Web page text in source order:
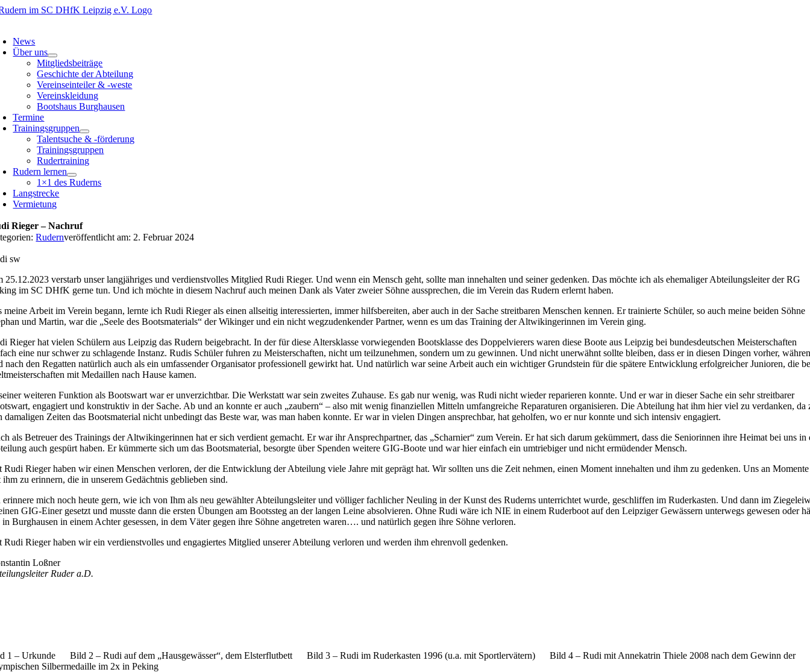
Zum
News
Über uns
Mitgliedsbeiträge
Geschichte der Abteilung
Vereinseinteiler & -weste
Vereinskleidung
Bootshaus Burghausen
Termine
Trainingsgruppen
Talentsuche & -förderung
Trainingsgruppen
Rudertraining
Rudern lernen
1×1 des Ruderns
Langstrecke
Vermietung
Rieger – Nachruf
Rudernveröffentlicht am: 2. Februar 2024
sw
25.12.2023 verstarb unser langjähriges und verdienstvolles Mitglied Rudi Rieger. Und wenn ein Mensch geht, sollte man innehalten und seiner gedenken. Das möchte ich als ehemaliger Abteilungsleiter der RG
im SC DHfK gerne tun. Und ich möchte in diesem Nachruf auch meinen Dank als Vater zweier Söhne aussprechen, die im Verein das Rudern erlernt haben.
meine Arbeit im Verein begann, lernte ich Rudi Rieger als einen allseitig interessierten, immer hilfsbereiten, aber auch in der Sache streitbaren Menschen kennen. Er trainierte Schüler, so auch meine beiden Söhne
und Martin, war die „Seele des Bootsmaterials“ der Wikinger und ein nicht wegzudenkender Partner, wenn es um das Training der Altwikingerinnen im Verein ging.
Rieger hat vielen Schülern aus Leipzig das Rudern beigebracht. In der für diese Altersklasse vorwiegenden Bootsklasse des Doppelvierers waren diese Boote aus Leipzig bei bundesdeutschen Meisterschaften
eine nur schwer zu schlagende Instanz. Rudis Schüler fuhren zu Meisterschaften, nicht um teilzunehmen, sondern um zu gewinnen. Und nicht unerwähnt sollte bleiben, dass er in diesen Dingen vorher,
nach den Regatten natürlich auch als ein umfassender Organisator professionell gewirkt hat. Und natürlich war seine Arbeit auch ein wichtiger Grundstein für die spätere Entwicklung erfolgreicher Junioren, die
mit Medaillen nach Hause kamen.
weiteren Funktion als Bootswart war er unverzichtbar. Die Werkstatt war sein zweites Zuhause. Es gab nur wenig, was Rudi nicht wieder reparieren konnte. Und er war in dieser Sache ein sehr streitbarer
engagiert und konstruktiv in der Sache. Ab und an konnte er auch „zaubern“ – also mit wenig finanziellen Mitteln umfangreiche Reparaturen organisieren. Die Abteilung hat ihm hier viel zu verdanken, da
damaligen Zeiten das Bootsmaterial nicht unbedingt das Beste war, was man haben konnte. Er war in vielen Dingen ansprechbar, hat geholfen, wo er nur konnte und sich intensiv engagiert.
als Betreuer des Trainings der Altwikingerinnen hat er sich verdient gemacht. Er war ihr Ansprechpartner, das „Scharnier“ zum Verein. Er hat sich darum gekümmert, dass die Seniorinnen ihre Heimat bei uns in
auch gespürt haben. Er kümmerte sich um das Bootsmaterial, besorgte über Spenden weitere GIG-Boote und war hier einfach ein umtriebiger und nicht ermüdender Mensch.
Rudi Rieger haben wir einen Menschen verloren, der die Entwicklung der Abteilung viele Jahre mit geprägt hat. Wir sollten uns die Zeit nehmen, einen Moment innehalten und ihm zu gedenken. Uns an Momente
ihm zu erinnern, die in unserem Gedächtnis geblieben sind.
erinnere mich noch heute gern, wie ich von Ihm als neu gewählter Abteilungsleiter und völliger fachlicher Neuling in der Kunst des Ruderns unterrichtet wurde, geschliffen im Ruderkasten. Und dann im
GIG-Einer gesetzt und musste dann die ersten Übungen am Bootssteg an der langen Leine absolvieren. Ohne Rudi wäre ich NIE in einem Ruderboot auf den Leipziger Gewässern unterwegs gewesen oder
in Burghausen in einem Achter gesessen, in dem Väter gegen ihre Söhne angetreten waren…. und natürlich gegen ihre Söhne verloren.
Rudi Rieger haben wir ein verdienstvolles und engagiertes Mitglied unserer Abteilung verloren und werden ihm ehrenvoll gedenken.
Loßner
Ruder a.D.
1 – Urkunde Bild 2 – Rudi auf dem „Hausgewässer“, dem Elsterflutbett Bild 3 – Rudi im Ruderkasten 1996 (u.a. mit Sportlervätern) Bild 4 – Rudi mit Annekatrin Thiele 2008 nach dem Gewinn der
Silbermedaille im 2x in Peking